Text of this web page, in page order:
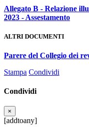
Allegato B - Relazione
2023 ‐ Assestamento
ALTRI DOCUMENTI
Parere del Collegio dei
Stampa Condividi
Condividi
×
[addtoany]